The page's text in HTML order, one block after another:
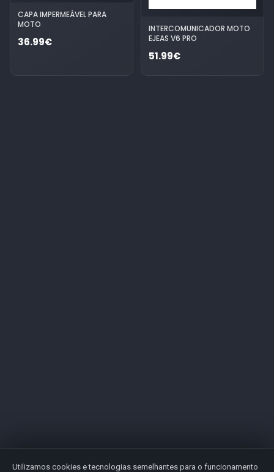
CAPA IMPERMEÁVEL PARA
MOTO
36.99€
INTERCOMUNICADOR MOTO
EJEAS V6 PRO
51.99€
Utilizamos cookies e tecnologias semelhantes para o funcionamento